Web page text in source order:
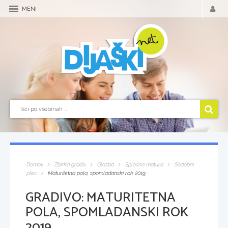
MENI
Domov Zbirka gradiv Glasba Splošna matura
Sodobni
ples
Maturitetna pola, spomladanski rok 2019
GRADIVO:MATURITETNA
POLA, SPOMLADANSKI ROK